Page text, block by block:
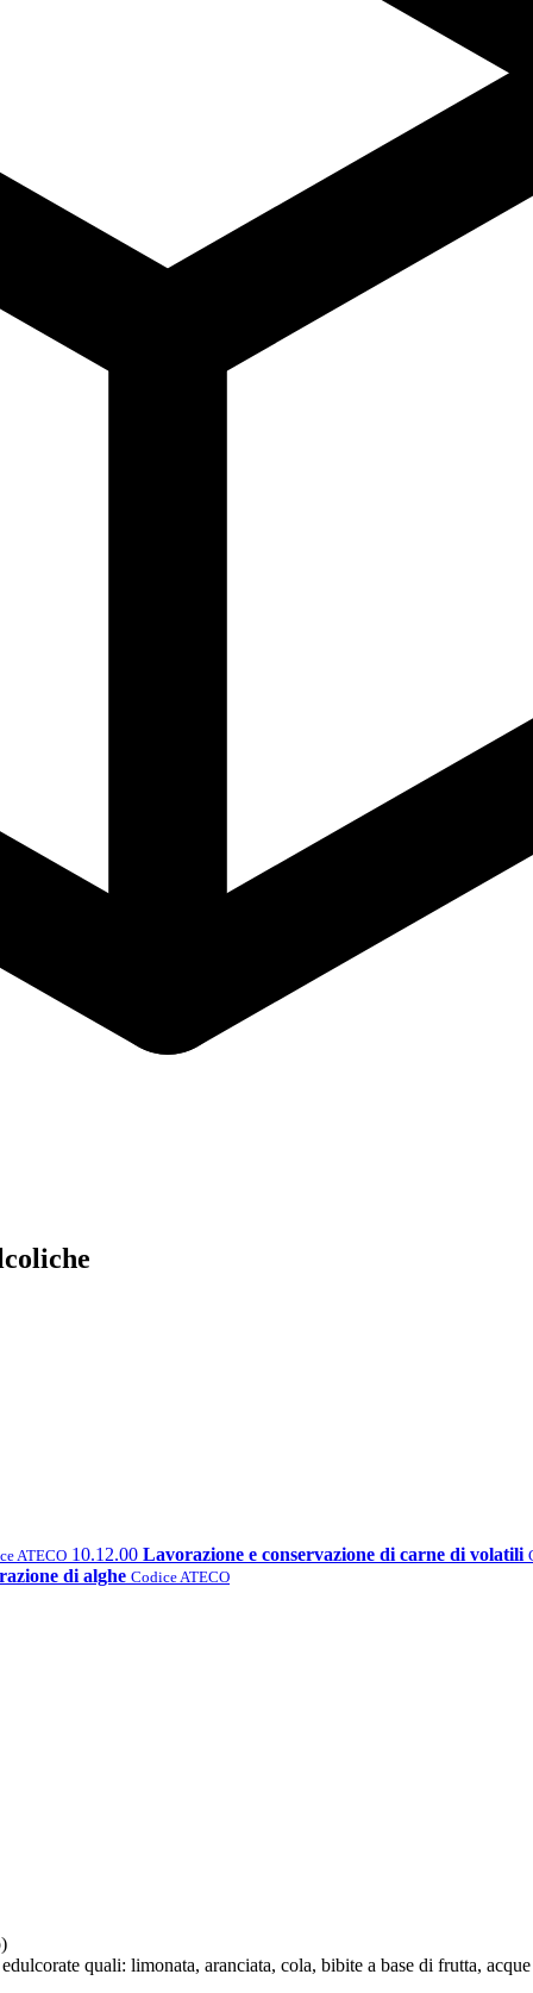
ATECO 10.12.00 Lavorazione e conservazione di carne di volatili
di alghe Codice ATECO
quali: limonata, aranciata, cola, bibite a base di frutta, acque